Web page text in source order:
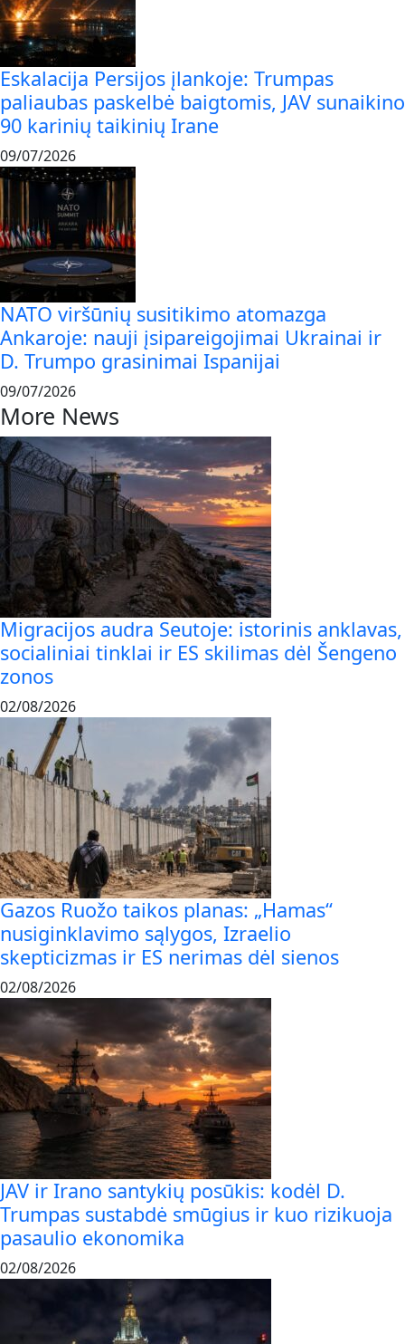
Eskalacija Persijos įlankoje: Trumpas
paliaubas paskelbė baigtomis, JAV sunaikino
90 karinių taikinių Irane
09/07/2026
NATO viršūnių susitikimo atomazga
Ankaroje: nauji įsipareigojimai Ukrainai ir
D. Trumpo grasinimai Ispanijai
09/07/2026
More News
Migracijos audra Seutoje: istorinis anklavas,
socialiniai tinklai ir ES skilimas dėl Šengeno
zonos
02/08/2026
Gazos Ruožo taikos planas: „Hamas“
nusiginklavimo sąlygos, Izraelio
skepticizmas ir ES nerimas dėl sienos
02/08/2026
JAV ir Irano santykių posūkis: kodėl D.
Trumpas sustabdė smūgius ir kuo rizikuoja
pasaulio ekonomika
02/08/2026